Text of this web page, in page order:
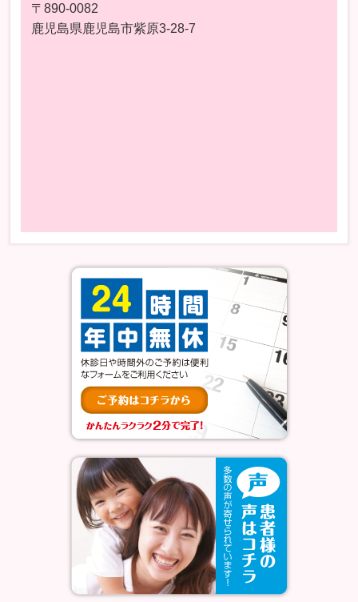
〒890-0082
鹿児島県鹿児島市紫原3-28-7